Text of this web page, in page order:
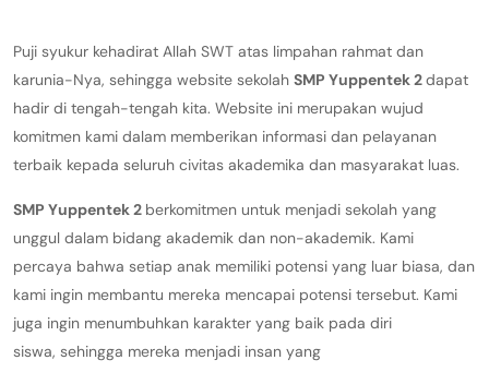
Puji syukur kehadirat Allah SWT atas limpahan rahmat dan
karunia-Nya, sehingga website sekolah SMP Yuppentek 2dapat
hadir di tengah-tengah kita. Website ini merupakan wujud
komitmen kami dalam memberikan informasi dan pelayanan
terbaik kepada seluruh civitas akademika dan masyarakat luas.
SMP Yuppentek 2 berkomitmen untuk menjadi sekolah yang
unggul dalam bidang akademik dan non-akademik. Kami
percaya bahwa setiap anak memiliki potensi yang luar biasa, dan
kami ingin membantu mereka mencapai potensi tersebut. Kami
juga ingin menumbuhkan karakter yang baik pada diri
siswa, sehingga mereka menjadi insan yang